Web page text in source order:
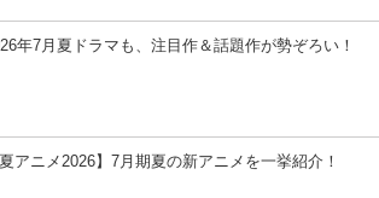
年7月夏ドラマも、注目作＆話題作が勢ぞろい！
夏アニメ2026】7月期夏の新アニメを一挙紹介！